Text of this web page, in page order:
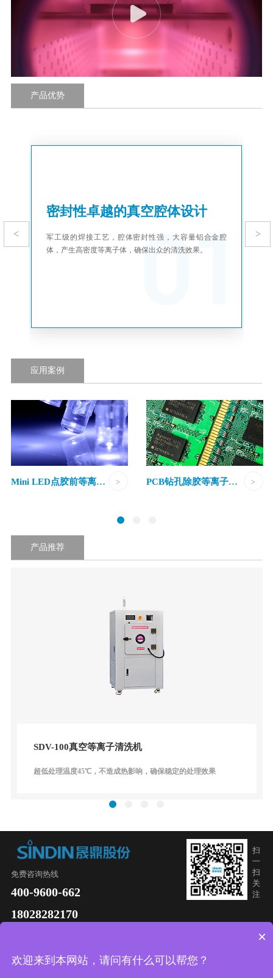
产品优势
密封性卓越的真空腔体设计
军工级的焊接工艺，腔体密封性强，大容量铝合金腔
体，产生高密度等离子体，确保出众的清洗效果。
01
应用案例
Mini LED点胶前等离子清洗 PCB钻孔除胶等离子清洗
产品推荐
SDV-100真空等离子清洗机
超低处理温度45℃，不造成热影响，确保稳定的处理效果
扫
一
扫
关
注
免费咨询热线
400-9600-662
18028282170
法律声明 网站地图 服务条款
隐私政策
×
欢迎来到本网站，请问有什么可以帮您？